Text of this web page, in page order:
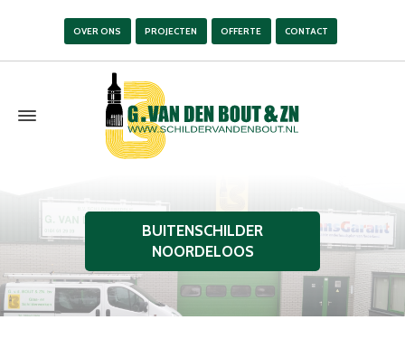
OVER ONS PROJECTEN OFFERTE CONTACT
BUITENSCHILDER
NOORDELOOS